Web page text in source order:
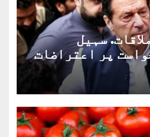
سہیل
پر اعتراضات